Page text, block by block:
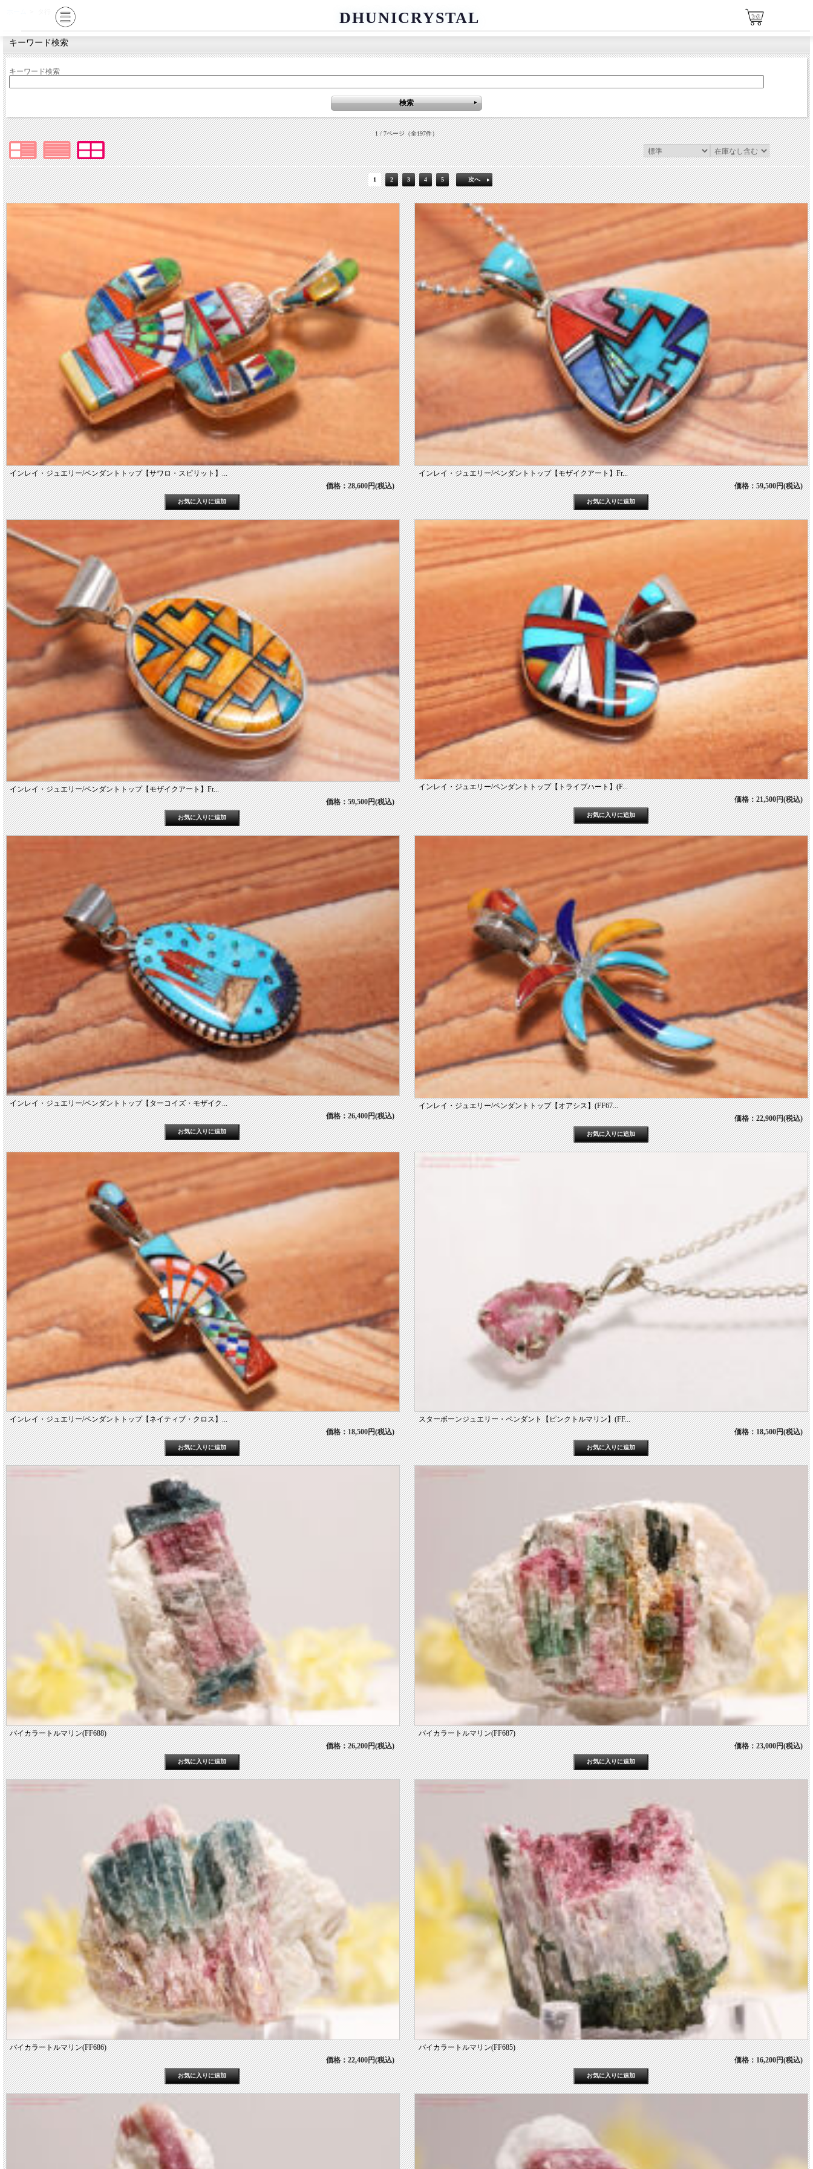
DHUNICRYSTAL
キーワード検索
キーワード検索
1 / 7ページ（全197件）
1 2 3 4 5 次へ
インレイ・ジュエリー/ペンダントトップ【サワロ・スピリット】...
価格：28,600円(税込)
インレイ・ジュエリー/ペンダントトップ【モザイクアート】Fr...
価格：59,500円(税込)
インレイ・ジュエリー/ペンダントトップ【モザイクアート】Fr...
価格：59,500円(税込)
インレイ・ジュエリー/ペンダントトップ【トライブハート】(F...
価格：21,500円(税込)
インレイ・ジュエリー/ペンダントトップ【ターコイズ・モザイク...
価格：26,400円(税込)
インレイ・ジュエリー/ペンダントトップ【オアシス】(FF67...
価格：22,900円(税込)
インレイ・ジュエリー/ペンダントトップ【ネイティブ・クロス】...
価格：18,500円(税込)
スターボーンジュエリー・ペンダント【ピンクトルマリン】(FF...
価格：18,500円(税込)
バイカラートルマリン(FF688)
価格：26,200円(税込)
バイカラートルマリン(FF687)
価格：23,000円(税込)
バイカラートルマリン(FF686)
価格：22,400円(税込)
バイカラートルマリン(FF685)
価格：16,200円(税込)